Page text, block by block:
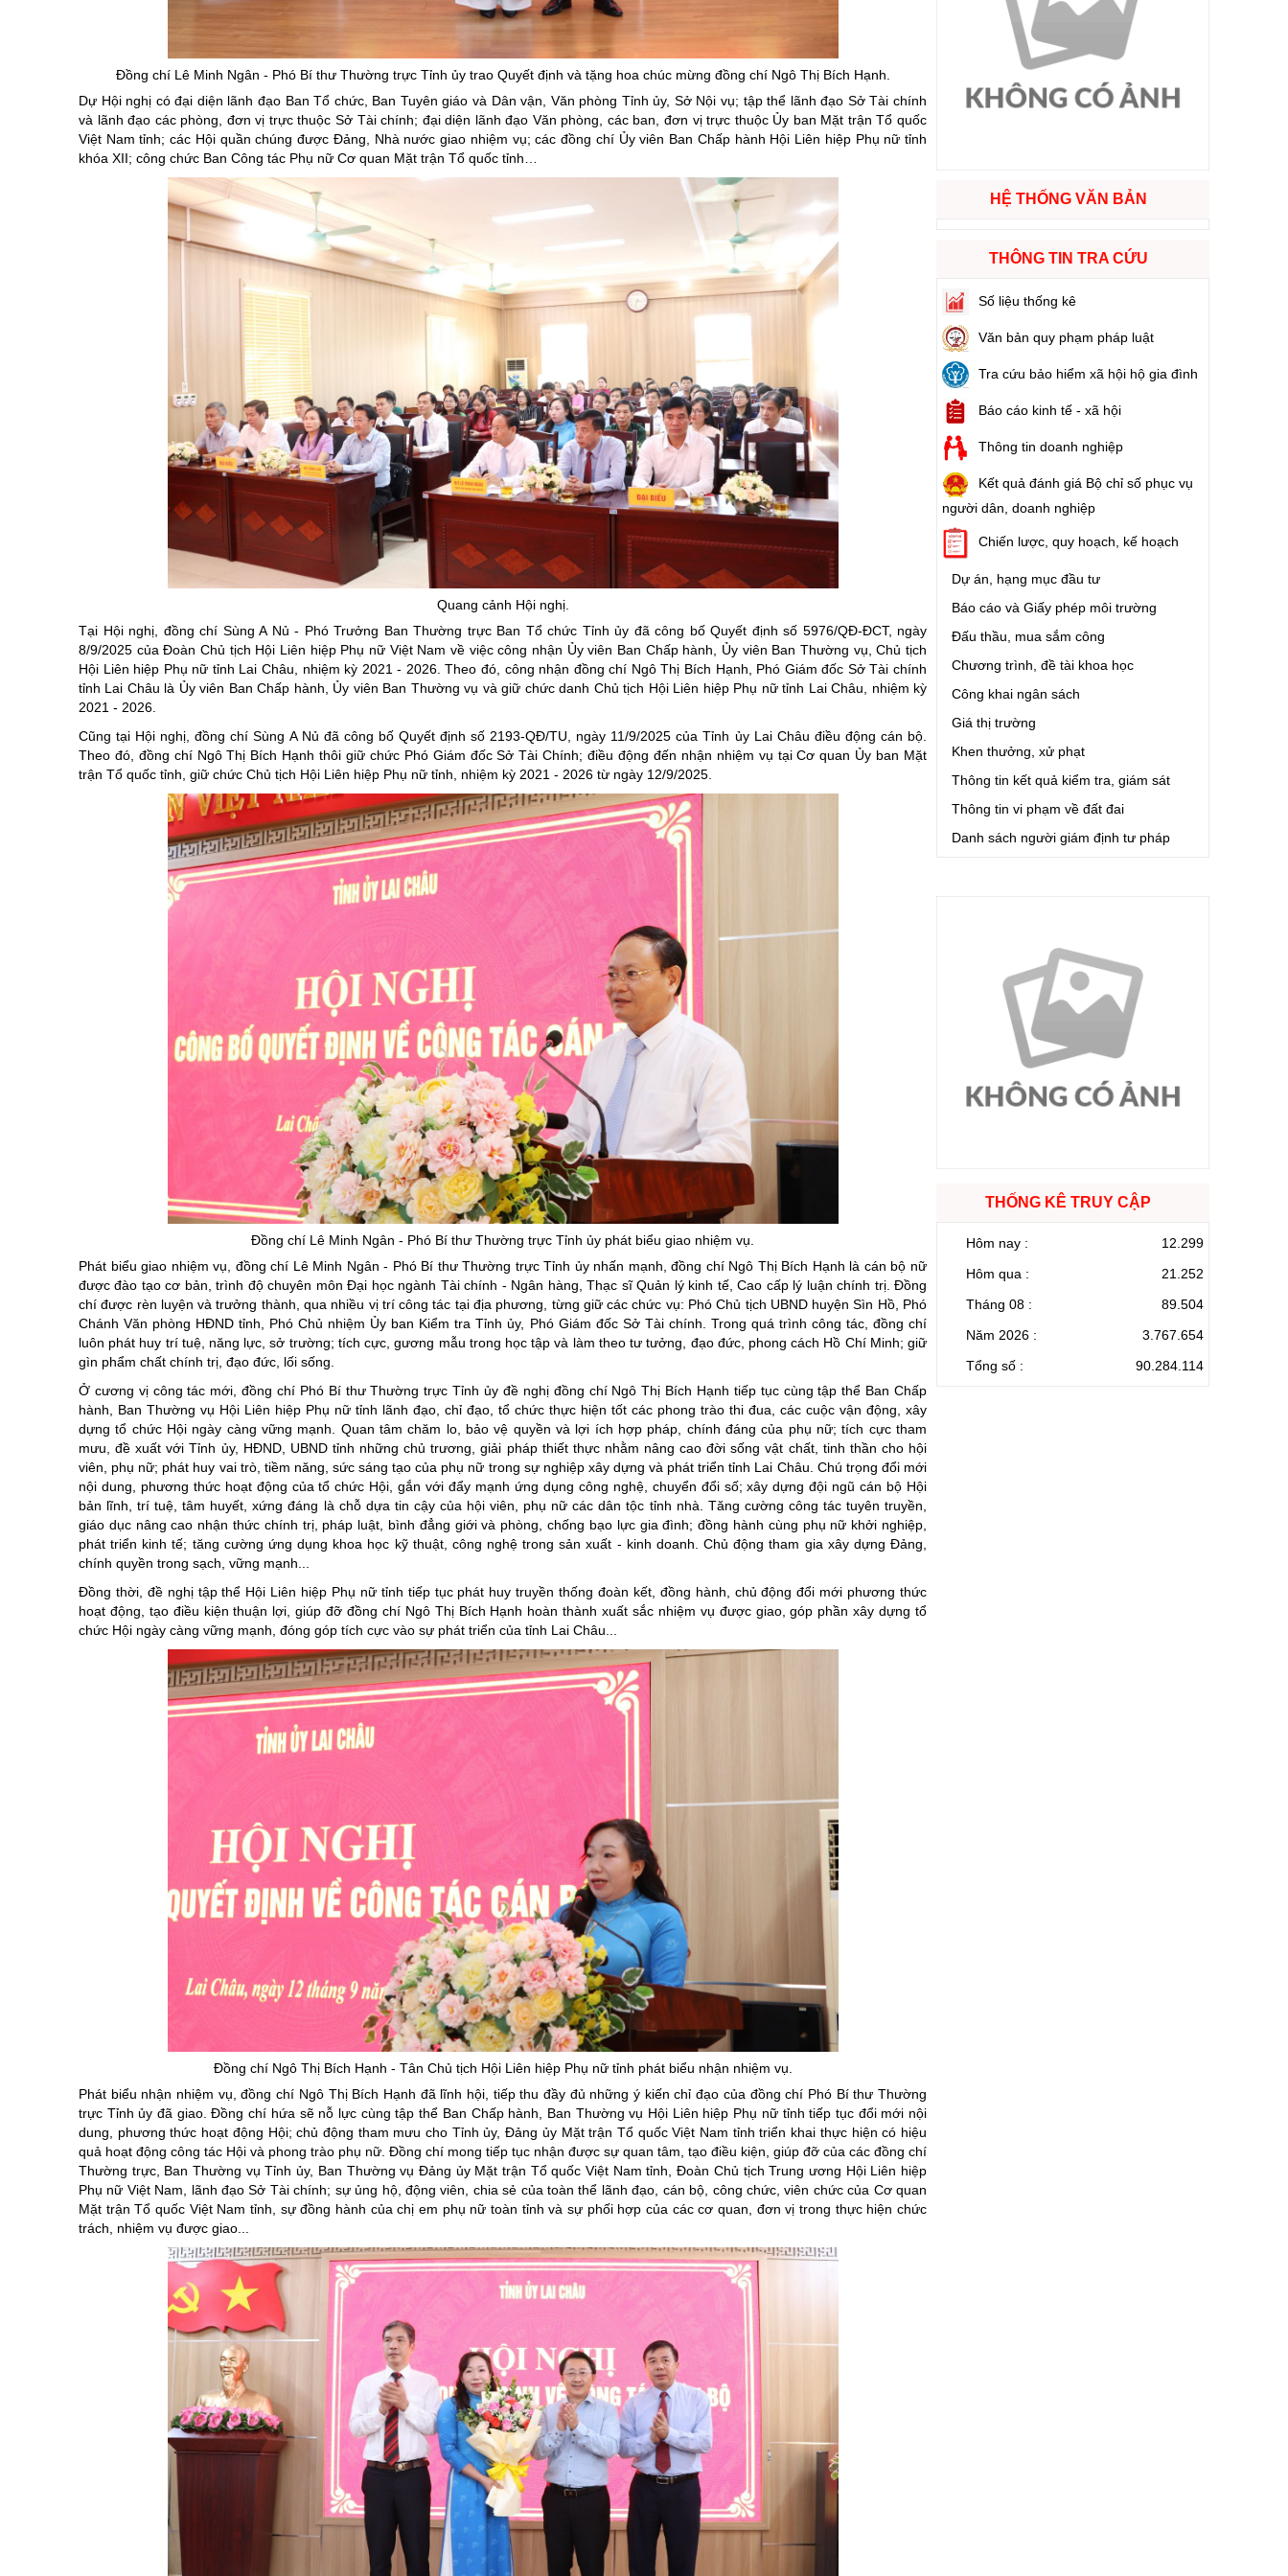
Chuyên đề tổng hợp Giảm nghèo bền vững
Bầu cử đại biểu Quốc hội khóa XVI và đại biểu Hội đồng nhân dân các cấp nhiệm kỳ 2026 - 2031
Đại hội Đảng các cấp
Gia đình hạnh phúc bền vững
An toàn thông tin
Thông tin biên giới
Người Việt Nam ưu tiên dùng hàng Việt Nam
Điểm báo
Phóng sự ảnh
Đồng chí Lê Minh Ngân - Phó Bí thư Thường trực Tỉnh ủytrao Quyết định và tặng hoa chúc mừng đồng chí Ngô Thị Bích Hạnh.
Dự Hội nghị có đại diện lãnh đạo Ban Tổ chức, Ban Tuyên giáo và Dân vận, Văn phòng Tỉnh ủy, Sở Nội vụ; tập thể lãnh đạo Sở Tài chính
và lãnh đạo các phòng, đơn vị trực thuộc Sở Tài chính; đại diện lãnh đạo Văn phòng, các ban, đơn vị trực thuộc Ủy ban Mặt trận Tổ quốc
Việt Nam tỉnh; các Hội quần chúng được Đảng, Nhà nước giao nhiệm vụ; các đồng chí Ủy viên Ban Chấp hành Hội Liên hiệp Phụ nữ tỉnh
khóa XII; công chức Ban Công tác Phụ nữ Cơ quan Mặt trận Tổ quốc tỉnh…
Quang cảnh Hội nghị.
Tại Hội nghị, đồng chí Sùng A Nủ - Phó Trưởng Ban Thường trực Ban Tổ chức Tỉnh ủy đã công bố Quyết định số 5976/QĐ-ĐCT, ngày
8/9/2025 của Đoàn Chủ tịch Hội Liên hiệp Phụ nữ Việt Nam về việc công nhận Ủy viên Ban Chấp hành, Ủy viên Ban Thường vụ, Chủ tịch
Hội Liên hiệp Phụ nữ tỉnh Lai Châu, nhiệm kỳ 2021 - 2026. Theo đó, công nhận đồng chí Ngô Thị Bích Hạnh, Phó Giám đốc Sở Tài chính
tỉnh Lai Châu là Ủy viên Ban Chấp hành, Ủy viên Ban Thường vụ và giữ chức danh Chủ tịch Hội Liên hiệp Phụ nữ tỉnh Lai Châu, nhiệm kỳ
2021 - 2026.
Cũng tại Hội nghị, đồng chí Sùng A Nủ đã công bố Quyết định số 2193-QĐ/TU, ngày 11/9/2025 của Tỉnh ủy Lai Châu điều động cán bộ.
Theo đó, đồng chí Ngô Thị Bích Hạnh thôi giữ chức Phó Giám đốc Sở Tài Chính; điều động đến nhận nhiệm vụ tại Cơ quan Ủy ban Mặt
trận Tổ quốc tỉnh, giữ chức Chủ tịch Hội Liên hiệp Phụ nữ tỉnh, nhiệm kỳ 2021 - 2026 từ ngày 12/9/2025.
Đồng chí Lê Minh Ngân - Phó Bí thư Thường trực Tỉnh ủy phát biểu giao nhiệm vụ.
Phát biểu giao nhiệm vụ, đồng chí Lê Minh Ngân - Phó Bí thư Thường trực Tỉnh ủy nhấn mạnh, đồng chí Ngô Thị Bích Hạnh là cán bộ nữ
được đào tạo cơ bản, trình độ chuyên môn Đại học ngành Tài chính - Ngân hàng, Thạc sĩ Quản lý kinh tế, Cao cấp lý luận chính trị. Đồng
chí được rèn luyện và trưởng thành, qua nhiều vị trí công tác tại địa phương, từng giữ các chức vụ: Phó Chủ tịch UBND huyện Sìn Hồ, Phó
Chánh Văn phòng HĐND tỉnh, Phó Chủ nhiệm Ủy ban Kiểm tra Tỉnh ủy, Phó Giám đốc Sở Tài chính. Trong quá trình công tác, đồng chí
luôn phát huy trí tuệ, năng lực, sở trường; tích cực, gương mẫu trong học tập và làm theo tư tưởng, đạo đức, phong cách Hồ Chí Minh; giữ
gìn phẩm chất chính trị, đạo đức, lối sống.
Ở cương vị công tác mới, đồng chí Phó Bí thư Thường trực Tỉnh ủy đề nghị đồng chí Ngô Thị Bích Hạnh tiếp tục cùng tập thể Ban Chấp
hành, Ban Thường vụ Hội Liên hiệp Phụ nữ tỉnh lãnh đạo, chỉ đạo, tổ chức thực hiện tốt các phong trào thi đua, các cuộc vận động, xây
dựng tổ chức Hội ngày càng vững mạnh. Quan tâm chăm lo, bảo vệ quyền và lợi ích hợp pháp, chính đáng của phụ nữ; tích cực tham
mưu, đề xuất với Tỉnh ủy, HĐND, UBND tỉnh những chủ trương, giải pháp thiết thực nhằm nâng cao đời sống vật chất, tinh thần cho hội
viên, phụ nữ; phát huy vai trò, tiềm năng, sức sáng tạo của phụ nữ trong sự nghiệp xây dựng và phát triển tỉnh Lai Châu. Chú trọng đổi mới
nội dung, phương thức hoạt động của tổ chức Hội, gắn với đẩy mạnh ứng dụng công nghệ, chuyển đổi số; xây dựng đội ngũ cán bộ Hội
bản lĩnh, trí tuệ, tâm huyết, xứng đáng là chỗ dựa tin cậy của hội viên, phụ nữ các dân tộc tỉnh nhà. Tăng cường công tác tuyên truyền,
giáo dục nâng cao nhận thức chính trị, pháp luật, bình đẳng giới và phòng, chống bạo lực gia đình; đồng hành cùng phụ nữ khởi nghiệp,
phát triển kinh tế; tăng cường ứng dụng khoa học kỹ thuật, công nghệ trong sản xuất - kinh doanh. Chủ động tham gia xây dựng Đảng,
chính quyền trong sạch, vững mạnh...
Đồng thời, đề nghị tập thể Hội Liên hiệp Phụ nữ tỉnh tiếp tục phát huy truyền thống đoàn kết, đồng hành, chủ động đổi mới phương thức
hoạt động, tạo điều kiện thuận lợi, giúp đỡ đồng chí Ngô Thị Bích Hạnh hoàn thành xuất sắc nhiệm vụ được giao, góp phần xây dựng tổ
chức Hội ngày càng vững mạnh, đóng góp tích cực vào sự phát triển của tỉnh Lai Châu...
Đồng chí Ngô Thị Bích Hạnh - Tân Chủ tịch Hội Liên hiệp Phụ nữ tỉnh phát biểu nhận nhiệm vụ.
Phát biểu nhận nhiệm vụ, đồng chí Ngô Thị Bích Hạnh đã lĩnh hội, tiếp thu đầy đủ những ý kiến chỉ đạo của đồng chí Phó Bí thư Thường
trực Tỉnh ủy đã giao. Đồng chí hứa sẽ nỗ lực cùng tập thể Ban Chấp hành, Ban Thường vụ Hội Liên hiệp Phụ nữ tỉnh tiếp tục đổi mới nội
dung, phương thức hoạt động Hội; chủ động tham mưu cho Tỉnh ủy, Đảng ủy Mặt trận Tổ quốc Việt Nam tỉnh triển khai thực hiện có hiệu
quả hoạt động công tác Hội và phong trào phụ nữ. Đồng chí mong tiếp tục nhận được sự quan tâm, tạo điều kiện, giúp đỡ của các đồng chí
Thường trực, Ban Thường vụ Tỉnh ủy, Ban Thường vụ Đảng ủy Mặt trận Tổ quốc Việt Nam tỉnh, Đoàn Chủ tịch Trung ương Hội Liên hiệp
Phụ nữ Việt Nam, lãnh đạo Sở Tài chính; sự ủng hộ, động viên, chia sẻ của toàn thể lãnh đạo, cán bộ, công chức, viên chức của Cơ quan
Mặt trận Tổ quốc Việt Nam tỉnh, sự đồng hành của chị em phụ nữ toàn tỉnh và sự phối hợp của các cơ quan, đơn vị trong thực hiện chức
trách, nhiệm vụ được giao...
HỆ THỐNG VĂN BẢN
THÔNG TIN TRA CỨU
Số liệu thống kê
Văn bản quy phạm pháp luật
Tra cứu bảo hiểm xã hội hộ gia đình
Báo cáo kinh tế - xã hội
Thông tin doanh nghiệp
Kết quả đánh giá Bộ chỉ số phục vụ
người dân, doanh nghiệp
Chiến lược, quy hoạch, kế hoạch
Dự án, hạng mục đầu tư
Báo cáo và Giấy phép môi trường
Đấu thầu, mua sắm công
Chương trình, đề tài khoa học
Công khai ngân sách
Giá thị trường
Khen thưởng, xử phạt
Thông tin kết quả kiểm tra, giám sát
Thông tin vi phạm về đất đai
Danh sách người giám định tư pháp
THỐNG KÊ TRUY CẬP
Hôm nay :
12.299
Hôm qua :
21.252
Tháng 08 :
89.504
Năm 2026 :
3.767.654
Tổng số :
90.284.114